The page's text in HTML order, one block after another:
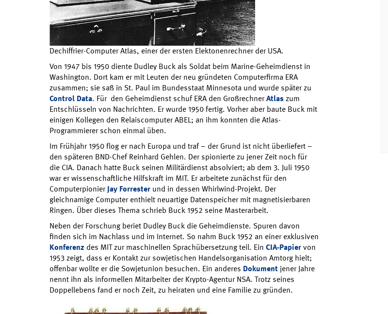
Dechiffrier-Computer Atlas, einer der ersten Elektonenrechner der USA.
Von 1947 bis 1950 diente Dudley Buck als Soldat beim Marine-Geheimdienst in
Washington. Dort kam er mit Leuten der neu gründeten Computerfirma ERA
zusammen; sie saß in St. Paul im Bundesstaat Minnesota und wurde später zu
Control Data. Für den Geheimdienst schuf ERA den GroßrechnerAtlaszum
Entschlüsseln von Nachrichten. Er wurde 1950 fertig. Vorher aber baute Buck mit
einigen Kollegen den Relaiscomputer ABEL; an ihm konnten die Atlas-
Programmierer schon einmal üben.
Im Frühjahr 1950 flog er nach Europa und traf – der Grund ist nicht überliefert –
den späteren BND-Chef Reinhard Gehlen. Der spionierte zu jener Zeit noch für
die CIA. Danach hatte Buck seinen Militärdienst absolviert; ab dem 3. Juli 1950
war er wissenschaftliche Hilfskraft im MIT. Er arbeitete zunächst für den
ComputerpionierJay Forrester und in dessen Whirlwind-Projekt. Der
gleichnamige Computer enthielt neuartige Datenspeicher mit magnetisierbaren
Ringen. Über dieses Thema schrieb Buck 1952 seine Masterarbeit.
Neben der Forschung beriet Dudley Buck die Geheimdienste. Spuren davon
finden sich im Nachlass und im Internet. So nahm Buck 1952 an einer exklusiven
Konferenz des MIT zur maschinellen Sprachübersetzung teil. Ein CIA-Papiervon
1953 zeigt, dass er Kontakt zur sowjetischen Handelsorganisation Amtorg hielt;
offenbar wollte er die Sowjetunion besuchen. Ein anderes Dokument jener Jahre
nennt ihn als informellen Mitarbeiter der Krypto-Agentur NSA. Trotz seines
Doppellebens fand er noch Zeit, zu heiraten und eine Familie zu gründen.